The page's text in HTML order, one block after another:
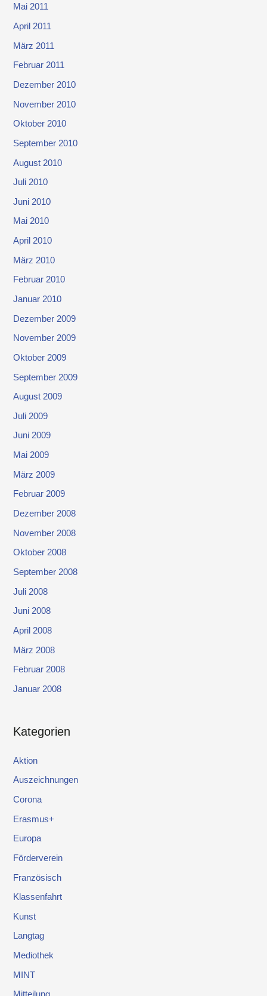
Mai 2011
April 2011
März 2011
Februar 2011
Dezember 2010
November 2010
Oktober 2010
September 2010
August 2010
Juli 2010
Juni 2010
Mai 2010
April 2010
März 2010
Februar 2010
Januar 2010
Dezember 2009
November 2009
Oktober 2009
September 2009
August 2009
Juli 2009
Juni 2009
Mai 2009
März 2009
Februar 2009
Dezember 2008
November 2008
Oktober 2008
September 2008
Juli 2008
Juni 2008
April 2008
März 2008
Februar 2008
Januar 2008
Kategorien
Aktion
Auszeichnungen
Corona
Erasmus+
Europa
Förderverein
Französisch
Klassenfahrt
Kunst
Langtag
Mediothek
MINT